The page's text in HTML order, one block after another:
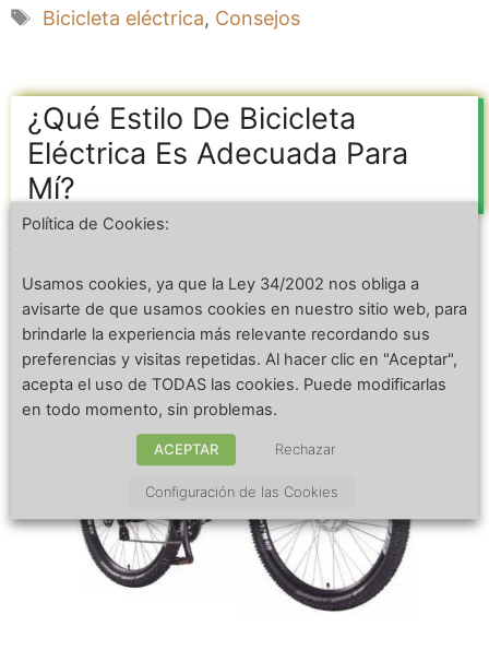
Etiquetas
Bicicleta eléctrica, Consejos
¿Qué Estilo De Bicicleta
Eléctrica Es Adecuada Para
Mí?
Política de Cookies:
Usamos cookies, ya que la Ley 34/2002 nos obliga a
avisarte de que usamos cookies en nuestro sitio web, para
brindarle la experiencia más relevante recordando sus
preferencias y visitas repetidas. Al hacer clic en "Aceptar",
acepta el uso de TODAS las cookies. Puede modificarlas
en todo momento, sin problemas.
ACEPTAR Rechazar
Configuración de las Cookies